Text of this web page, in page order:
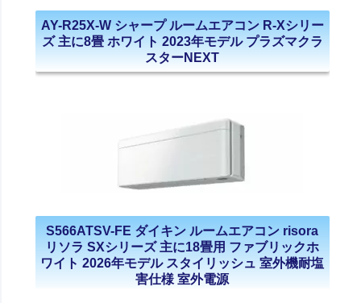
AY-R25X-W シャープ ルームエアコン R-Xシリー
ズ 主に8畳 ホワイト 2023年モデル プラズマクラ
スターNEXT
S566ATSV-FE ダイキン ルームエアコン risora
リソラ SXシリーズ 主に18畳用 ファブリックホ
ワイト 2026年モデル スタイリッシュ 室外機耐塩
害仕様 室外電源